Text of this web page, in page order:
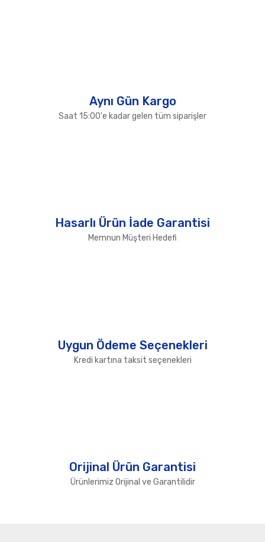
Aynı Gün Kargo
Saat 15:00'e kadar gelen tüm siparişler
Hasarlı Ürün İade Garantisi
Memnun Müşteri Hedefi
Uygun Ödeme Seçenekleri
Kredi kartına taksit seçenekleri
Orijinal Ürün Garantisi
Ürünlerimiz Orijinal ve Garantilidir